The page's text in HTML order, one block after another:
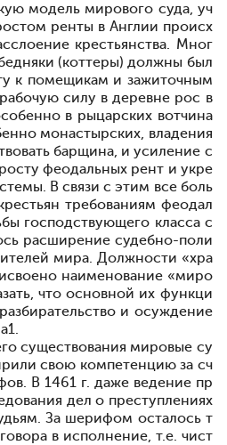
модель мирового суда, уч
ренты в Англии происх
крестьянства. Мног
(коттеры) должны был
к помещикам и зажиточным
силу в деревне рос в
в рыцарских вотчина
монастырских, владения
барщина, и усиление с
феодальных рент и укре
В связи с этим все боль
требованиям феодал
господствующего класса с
расширение судебно-поли
мира. Должности «хра
наименование «миро
что основной их функци
и осуждение
1.
существования мировые су
свою компетенцию за сч
В 1461 г. даже ведение пр
дел о преступлениях
За шерифом осталось т
в исполнение, т.е. чист